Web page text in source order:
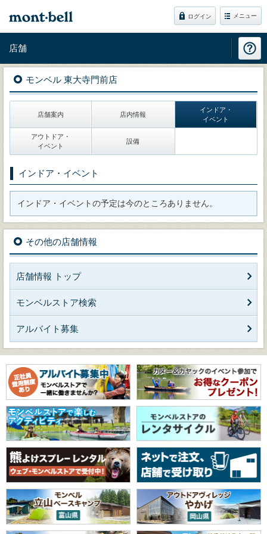
ログイン メニュー
店舗
モンベル 東大寺門前店
店舗案内 店内情報
インドア・
イベント
アウトドア・
イベント
設備
インドア・イベント
インドア・イベントの予定は今のところありません。
その他の店舗情報
店舗情報 トップ
モンベルストア検索
アルバイト募集